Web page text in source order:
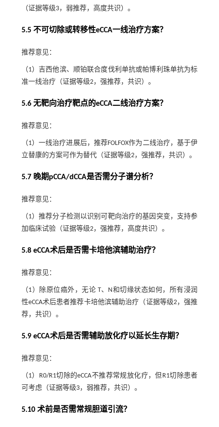
（证据等级3，弱推荐，高度共识）。
5.5 不可切除或转移性eCCA一线治疗方案？
推荐意见：
（1）吉西他滨、顺铂联合度伐利单抗或帕博利珠单抗为标
准一线治疗（证据等级2，强推荐，共识）。
5.6 无靶向治疗靶点的eCCA二线治疗方案？
推荐意见：
（1）一线治疗进展后，推荐FOLFOX作为二线治疗，基于伊
立替康的方案可作为替代（证据等级2，强推荐，共识）。
5.7 晚期pCCA/dCCA是否需分子谱分析？
推荐意见：
（1）推荐分子检测以识别可靶向治疗的基因突变，支持参
加临床试验（证据等级2，强推荐，高度共识）。
5.8 eCCA术后是否需卡培他滨辅助治疗？
推荐意见：
（1）除原位癌外，无论 T、N和切缘状态如何，所有浸润
性eCCA术后患者推荐卡培他滨辅助治疗（证据等级2，强推
荐，共识）。
5.9 eCCA术后是否需辅助放化疗以延长生存期？
推荐意见：
（1）R0/R1切除的eCCA不推荐常规放化疗，但R1切除患者
可考虑（证据等级3，弱推荐，共识）。
5.10 术前是否需常规胆道引流？